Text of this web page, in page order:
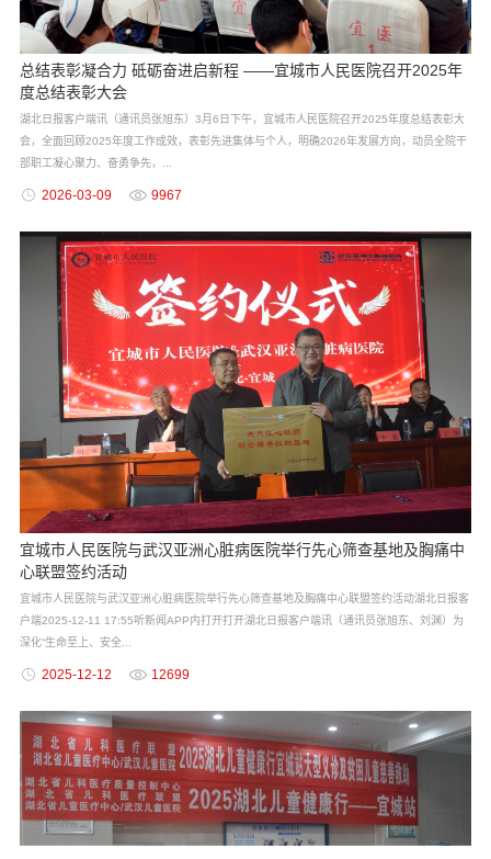
总结表彰凝合力 砥砺奋进启新程 ——宜城市人民医院召开2025年
度总结表彰大会
湖北日报客户端讯（通讯员张旭东）3月6日下午，宜城市人民医院召开2025年度总结表彰大
会，全面回顾2025年度工作成效，表彰先进集体与个人，明确2026年发展方向，动员全院干
部职工凝心聚力、奋勇争先，...
2026-03-09 9967
宜城市人民医院与武汉亚洲心脏病医院举行先心筛查基地及胸痛中
心联盟签约活动
宜城市人民医院与武汉亚洲心脏病医院举行先心筛查基地及胸痛中心联盟签约活动湖北日报客
户端2025-12-11 17:55听新闻APP内打开打开湖北日报客户端讯（通讯员张旭东、刘渊）为
深化“生命至上、安全...
2025-12-12 12699